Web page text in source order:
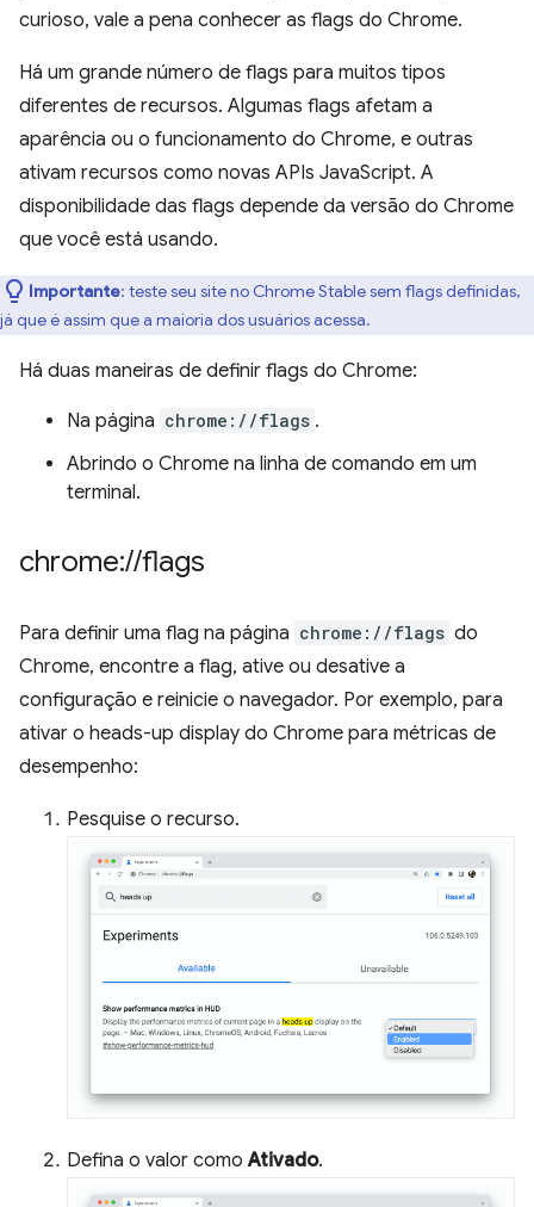
curioso, vale a pena conhecer as flags do Chrome.
Há um grande número de flags para muitos tipos
diferentes de recursos. Algumas flags afetam a
aparência ou o funcionamento do Chrome, e outras
ativam recursos como novas APIs JavaScript. A
disponibilidade das flags depende da versão do Chrome
que você está usando.
Importante: teste seu site no Chrome Stable sem flags definidas,
já que é assim que a maioria dos usuários acessa.
Há duas maneiras de definir flags do Chrome:
Na página chrome://flags .
Abrindo o Chrome na linha de comando em um
terminal.
chrome://flags
Para definir uma flag na página chrome://flags do
Chrome, encontre a flag, ative ou desative a
configuração e reinicie o navegador. Por exemplo, para
ativar o heads-up display do Chrome para métricas de
desempenho:
Pesquise o recurso.
Defina o valor comoAtivado.